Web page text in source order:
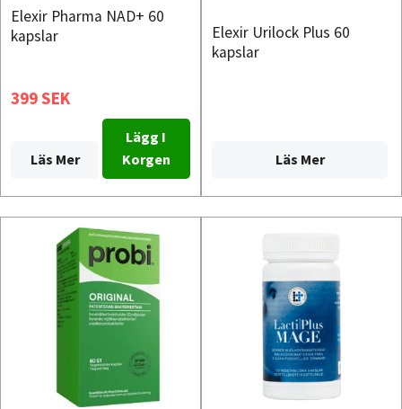
Elexir Pharma NAD+ 60
kapslar
399 SEK
Läs Mer
Lägg I
Korgen
Elexir Urilock Plus 60
kapslar
Läs Mer